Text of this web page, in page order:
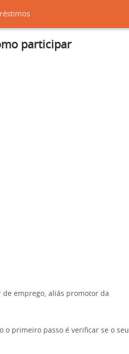
participar
emprego, aliás promotor da
o primeiro passo é verificar se o seu